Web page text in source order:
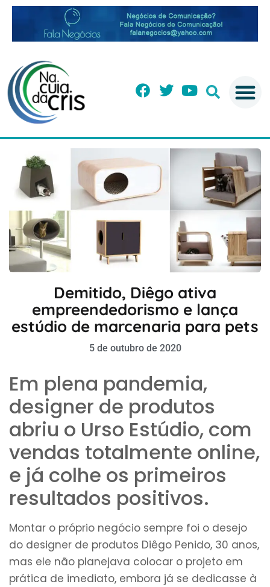
Demitido, Diêgo ativa
empreendedorismo e lança
estúdio de marcenaria para pets
5 de outubro de 2020
Em plena pandemia,
designer de produtos
abriu o Urso Estúdio, com
vendas totalmente online,
e já colhe os primeiros
resultados positivos.
Montar o próprio negócio sempre foi o desejo
do designer de produtos Diêgo Penido, 30 anos,
mas ele não planejava colocar o projeto em
prática de imediato, embora já se dedicasse à